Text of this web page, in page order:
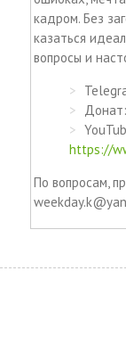
кадром. Без
казаться
вопросы и
Донат:
https://
По вопросам,